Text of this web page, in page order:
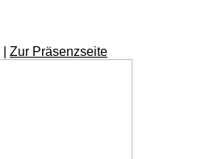
Zur Präsenzseite